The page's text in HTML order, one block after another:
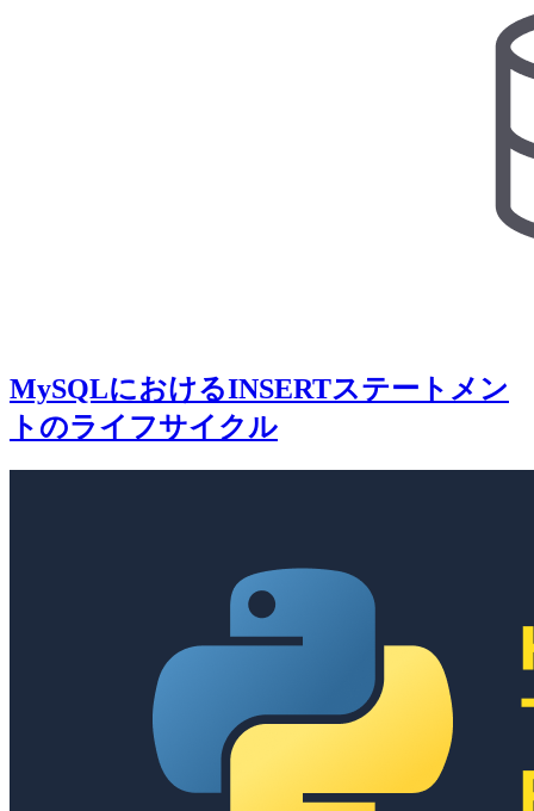
MySQLにおけるINSERTステートメン
トのライフサイクル